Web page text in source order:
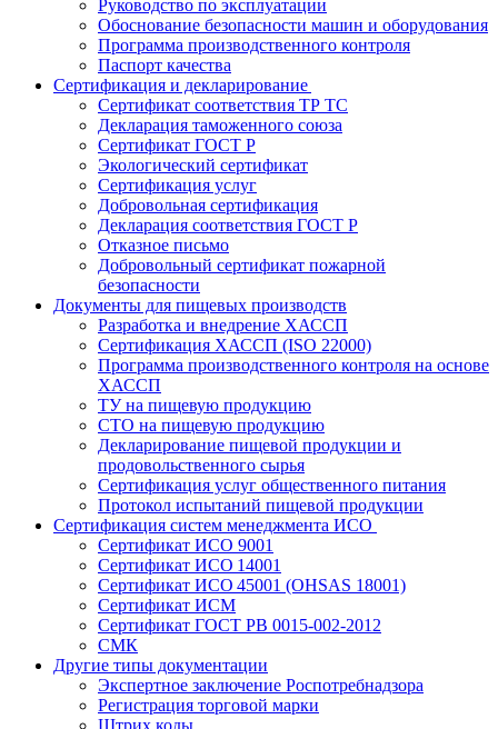
Руководство по эксплуатации
Обоснование безопасности машин и оборудования
Программа производственного контроля
Паспорт качества
Сертификация и декларирование
Сертификат соответствия ТР ТС
Декларация таможенного союза
Сертификат ГОСТ Р
Экологический сертификат
Сертификация услуг
Добровольная сертификация
Декларация соответствия ГОСТ Р
Отказное письмо
Добровольный сертификат пожарной
безопасности
Документы для пищевых производств
Разработка и внедрение ХАССП
Сертификация ХАССП (ISO 22000)
Программа производственного контроля на основе
ХАССП
ТУ на пищевую продукцию
СТО на пищевую продукцию
Декларирование пищевой продукции и
продовольственного сырья
Сертификация услуг общественного питания
Протокол испытаний пищевой продукции
Сертификация систем менеджмента ИСО
Сертификат ИСО 9001
Сертификат ИСО 14001
Сертификат ИСО 45001 (OHSAS 18001)
Сертификат ИСМ
Сертификат ГОСТ РВ 0015-002-2012
СМК
Другие типы документации
Экспертное заключение Роспотребнадзора
Регистрация торговой марки
Штрих коды